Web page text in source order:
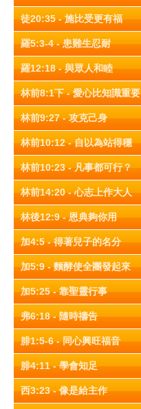
徒20:35 - 施比受更有福
羅5:3-4 - 患難生忍耐
羅12:18 - 與眾人和睦
林前8:1下 - 愛心比知識重要
林前9:27 - 攻克己身
林前10:12 - 自以為站得穩
林前10:23 - 凡事都可行？
林前14:20 - 心志上作大人
林後12:9 - 恩典夠你用
加4:5 - 得著兒子的名分
加5:9 - 麵酵使全團發起來
加5:25 - 靠聖靈行事
弗6:18 - 隨時禱告
腓1:5-6 - 同心興旺福音
腓4:11 - 學會知足
西3:23 - 像是給主作